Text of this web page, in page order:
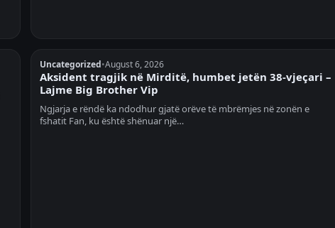
Uncategorized•August 6, 2026
Aksident tragjik në Mirditë, humbet jetën 38-vjeçari –
Lajme Big Brother Vip
Ngjarja e rëndë ka ndodhur gjatë orëve të mbrëmjes në zonën e
fshatit Fan, ku është shënuar një…